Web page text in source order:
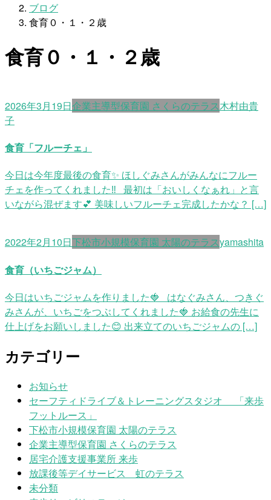
ブログ
食育０・１・２歳
食育０・１・２歳
2026年3月19日企業主導型保育園 さくらのテラス木村由貴
子
食育「フルーチェ」
今日は今年度最後の食育✨ ほしぐみさんがみんなにフルー
チェを作ってくれました‼ 最初は「おいしくなぁれ」と言
いながら混ぜます💕 美味しいフルーチェ完成したかな？ […]
2022年2月10日下松市小規模保育園 太陽のテラスyamashita
食育（いちごジャム）
今日はいちごジャムを作りました🍓 はなぐみさん、つきぐ
みさんが、いちごをつぶしてくれました🍓 お給食の先生に
仕上げをお願いしました😊 出来立てのいちごジャムの […]
カテゴリー
お知らせ
セーフティドライブ＆トレーニングスタジオ 「来歩
フットルース」
下松市小規模保育園 太陽のテラス
企業主導型保育園 さくらのテラス
居宅介護支援事業所 来歩
放課後等デイサービス 虹のテラス
未分類